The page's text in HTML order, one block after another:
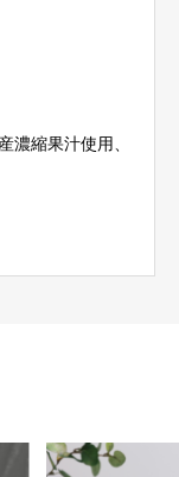
濃縮果汁使用、